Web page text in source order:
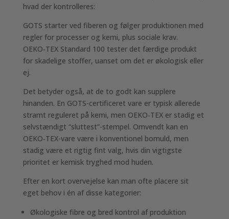
hvad der kontrolleres:
GOTS starter ved fiberen og følger produktionen med
regler for processer og kemi, plus sociale krav.
OEKO‑TEX Standard 100 tester det færdige produkt
for skadelige stoffer, uanset om det er økologisk eller
ej.
Det betyder også, at de to godt kan supplere
hinanden. En GOTS-certificeret vare er typisk allerede
stramt reguleret på kemi, men OEKO‑TEX er stadig et
selvstændigt “sluttest”-stempel. Omvendt kan en
OEKO‑TEX-vare være i konventionel bomuld, men
stadig være et rigtig fint valg, hvis din vigtigste
prioritet er kemisk tryghed mod huden.
Efter en kort overvejelse kan man ofte placere sit
eget behov i én af disse kategorier:
Økologiske fibre og bred kontrol af produktion